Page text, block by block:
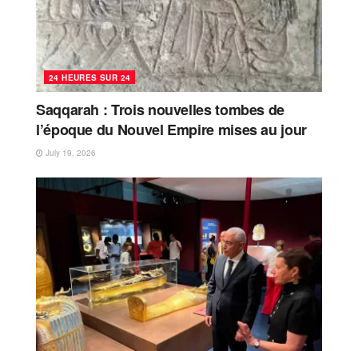
24 HEURES SUR 24
Saqqarah : Trois nouvelles tombes de
l’époque du Nouvel Empire mises au jour
July 19, 2026